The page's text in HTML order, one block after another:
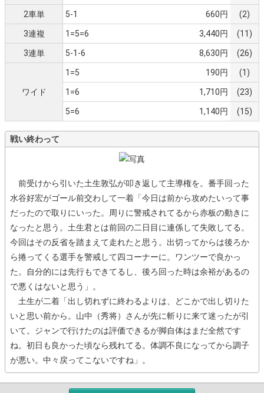
2車単 5-1 660円 (2)
3連複 1=5=6 3,440円 (11)
3連単 5-1-6 8,630円 (26)
ワイド
1=5 190円 (1)
1=6 1,710円 (23)
5=6 1,140円 (15)
戦い終わって
前受けから引いた土生敦弘が叩き返して主導権を。番手回った
水谷好宏がゴール前交わして一着「今日は前から攻めたいって事
だったので取りにいった。周りに警戒されてるから赤板の動きに
なったと思う。土生君とは前回の二日目に連係して失敗してる。
今回はその反省を踏まえて走れたと思う。出切ってからは後ろか
ら捲ってくる選手を警戒して四コーナーに。ワンツーで良かっ
た。自分的には先行もできてるし、後ろ回った時は余裕があるの
で悪くはないと思う」。
土生が二着「出し切れずに終わるよりは、どこかで出し切りた
いと思い前から。山中（秀将）さんが先に斬りに来て迷ったが引
いて。ジャンで行けたのは評価できるが脚自体はまだ全然です
ね。初日も良かった頃なら残れてる。体調不良になってから調子
が悪い。中々戻ってこないですね」。